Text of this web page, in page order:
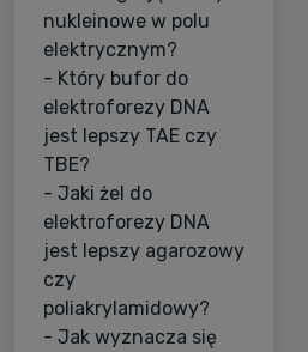
nukleinowe w polu
elektrycznym?
- Który bufor do
elektroforezy DNA
jest lepszy TAE czy
TBE?
- Jaki żel do
elektroforezy DNA
jest lepszy agarozowy
czy
poliakrylamidowy?
- Jak wyznacza się